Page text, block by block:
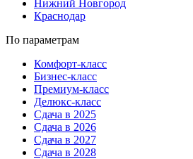
Нижний Новгород
Краснодар
По параметрам
Комфорт-класс
Бизнес-класс
Премиум-класс
Делюкс-класс
Сдача в 2025
Сдача в 2026
Сдача в 2027
Сдача в 2028